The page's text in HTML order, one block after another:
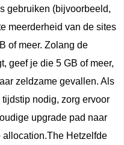
gebruiken (bijvoorbeeld,
meerderheid van de sites
of meer. Zolang de
geef je die 5 GB of meer,
zeldzame gevallen. Als
nodig, zorg ervoor
upgrade pad naar
Hetzelfde